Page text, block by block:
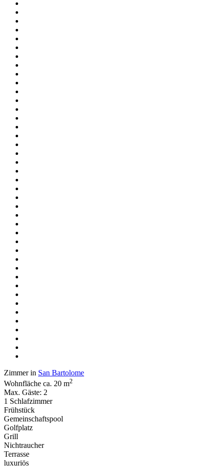
Zimmer in San Bartolome
Wohnfläche ca. 20 m2
Max. Gäste: 2
1 Schlafzimmer
Frühstück
Gemeinschaftspool
Golfplatz
Grill
Nichtraucher
Terrasse
luxuriös